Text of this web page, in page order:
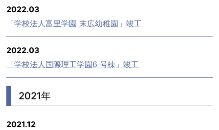
2022.03
「学校法人富里学園 末広幼稚園」竣工
2022.03
「学校法人国際理工学園6 号棟」竣工
2021年
2021.12